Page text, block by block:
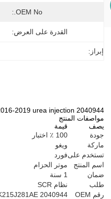
OEM No.:
القدرة على العرض:
إبراز:
2040944 GK215J281AE ADBLUE Injector for Ford Transit 2016-2019 urea injection
مواصفات المنتج
يصف
قيمة
جودة
100 ٪ اختبار
ماركة
ويغو
تستخدم علىفورد
اسم المنتج
موتر الحزام
ضمان
1 سنة
طلب
نظام SCR
رقم OEM
2040944 GK215J281AE